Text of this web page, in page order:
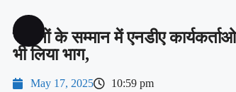
जवानों के सम्मान में एनडीए
भी लिया भाग,
May 17, 2025 10:59 pm